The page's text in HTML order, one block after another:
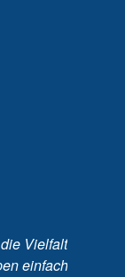
Vielfalt
einfach